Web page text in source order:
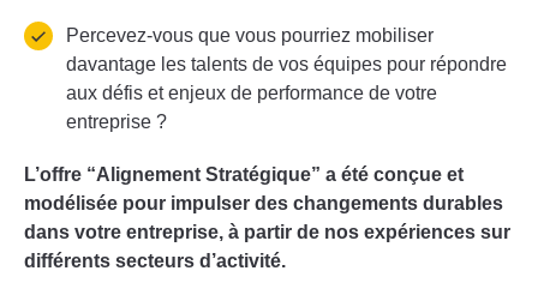
Percevez-vous que vous pourriez mobiliser
davantage les talents de vos équipes pour répondre
aux défis et enjeux de performance de votre
entreprise ?
L’offre “Alignement Stratégique” a été conçue et
modélisée pour impulser des changements durables
dans votre entreprise, à partir de nos expériences sur
différents secteurs d’activité.